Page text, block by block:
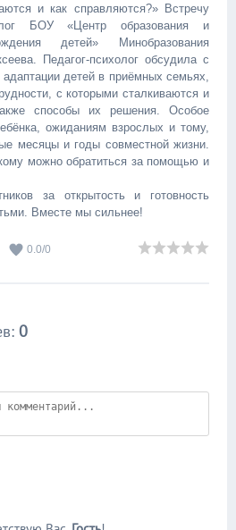
и как справляются?» Встречу
БОУ «Центр образования и
детей» Минобразования
Педагог-психолог обсудила с
детей в приёмных семьях,
с которыми сталкиваются и
способы их решения. Особое
ожиданиям взрослых и тому,
месяцы и годы совместной жизни.
можно обратиться за помощью и
за открытость и готовность
Вместе мы сильнее!
0.0/0
: 0